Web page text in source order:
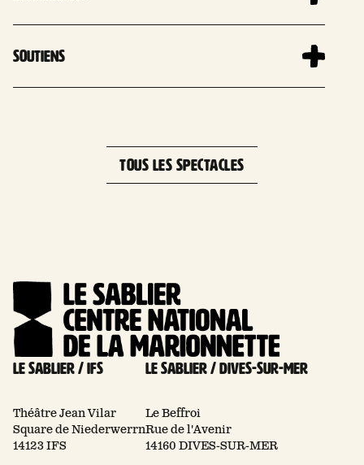
Soutiens
TOUS LES SPECTACLES
Le Sablier / Ifs
Théâtre Jean Vilar
Square de Niederwerrn
14123 IFS
Le Sablier / Dives-sur-mer
Le Beffroi
Rue de l'Avenir
14160 DIVES-SUR-MER